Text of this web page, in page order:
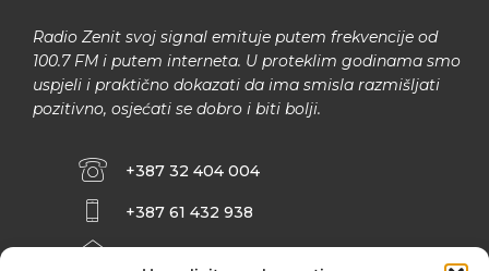
Radio Zenit svoj signal emituje putem frekvencije od
100.7 FM i putem interneta. U proteklim godinama smo
uspjeli i praktično dokazati da ima smisla razmišljati
pozitivno, osjećati se dobro i biti bolji.
+387 32 404 004
+387 61 432 938
INFO@ZENIT.BA